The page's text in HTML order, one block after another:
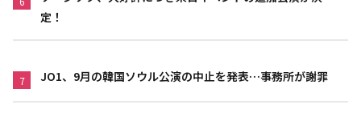
定！
7 JO1、9月の韓国ソウル公演の中止を発表…事務所が謝罪